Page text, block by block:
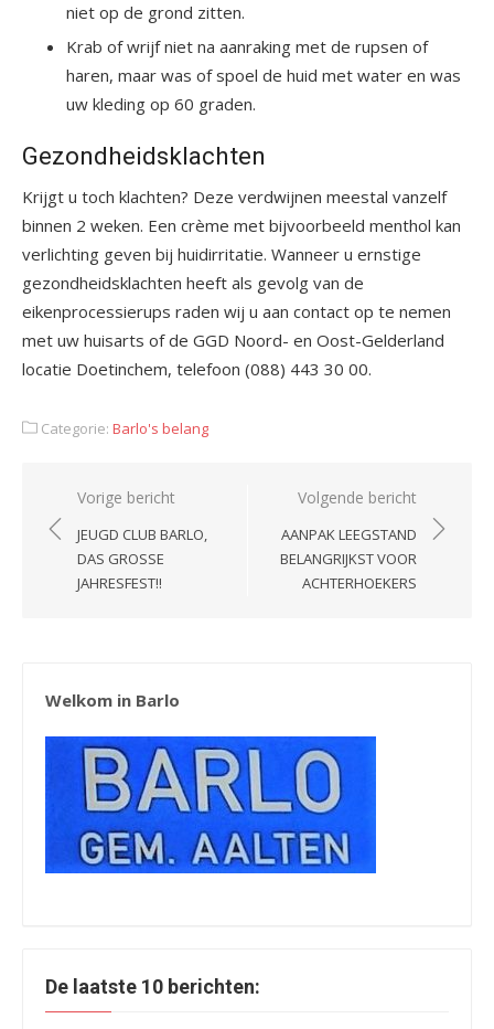
niet op de grond zitten.
Krab of wrijf niet na aanraking met de rupsen of
haren, maar was of spoel de huid met water en was
uw kleding op 60 graden.
Gezondheidsklachten
Krijgt u toch klachten? Deze verdwijnen meestal vanzelf
binnen 2 weken. Een crème met bijvoorbeeld menthol kan
verlichting geven bij huidirritatie. Wanneer u ernstige
gezondheidsklachten heeft als gevolg van de
eikenprocessierups raden wij u aan contact op te nemen
met uw huisarts of de GGD Noord- en Oost-Gelderland
locatie Doetinchem, telefoon (088) 443 30 00.
Categorie: Barlo's belang
Bericht
navigatie
Vorige bericht
JEUGD CLUB BARLO,
DAS GROSSE J
AHRESFEST!!
Volgende bericht
AANPAK LEEGSTAND
BELANGRIJKST VOOR
ACHTERHOEKERS
Welkom in Barlo
De laatste 10 berichten: